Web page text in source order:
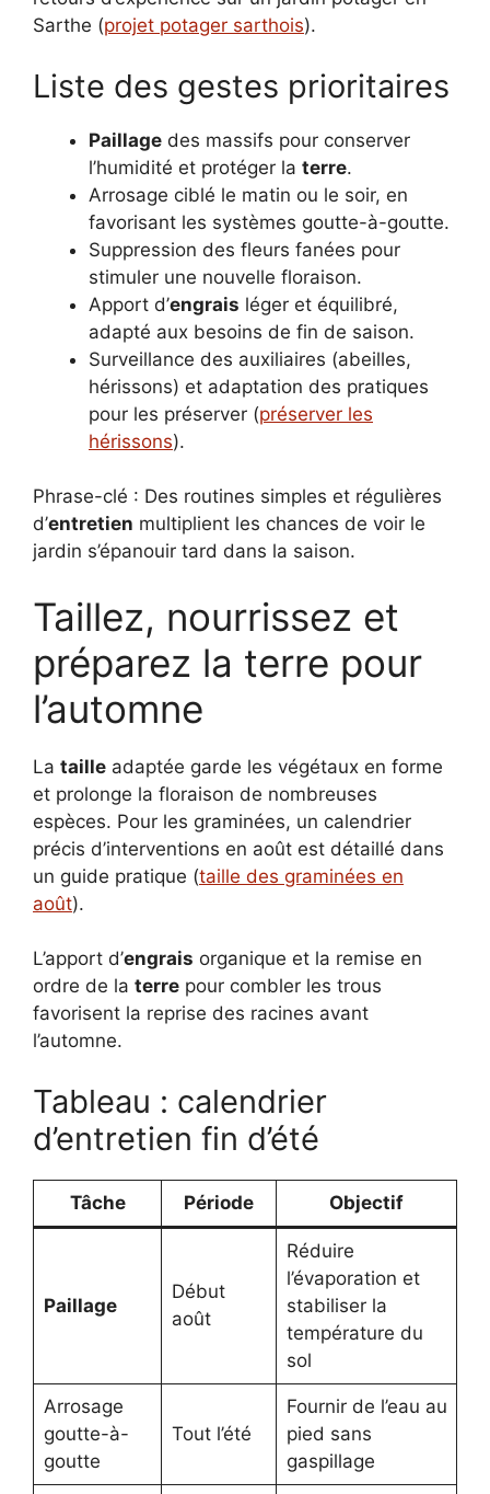
Sarthe (projet potager sarthois).
Liste des gestes prioritaires
Paillage des massifs pour conserver
l’humidité et protéger la terre.
Arrosage ciblé le matin ou le soir, en
favorisant les systèmes goutte-à-goutte.
Suppression des fleurs fanées pour
stimuler une nouvelle floraison.
Apport d’engrais léger et équilibré,
adapté aux besoins de fin de saison.
Surveillance des auxiliaires (abeilles,
hérissons) et adaptation des pratiques
pour les préserver (préserver les
hérissons).
Phrase-clé : Des routines simples et régulières
d’entretien multiplient les chances de voir le
jardin s’épanouir tard dans la saison.
Taillez, nourrissez et
préparez la terre pour
l’automne
La taille adaptée garde les végétaux en forme
et prolonge la floraison de nombreuses
espèces. Pour les graminées, un calendrier
précis d’interventions en août est détaillé dans
un guide pratique (taille des graminées en
août).
L’apport d’engrais organique et la remise en
ordre de la terre pour combler les trous
favorisent la reprise des racines avant
l’automne.
Tableau : calendrier
d’entretien fin d’été
Tâche Période Objectif
Paillage
Début
août
Réduire
l’évaporation et
stabiliser la
température du
sol
Arrosage
goutte-à-
goutte
Tout l’été
Fournir de l’eau au
pied sans
gaspillage